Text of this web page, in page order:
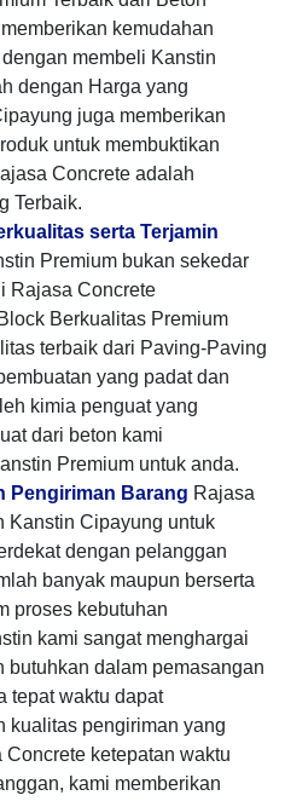
kemudahan
membeli Kanstin
dengan Harga yang
juga memberikan
untuk membuktikan
Concrete adalah
Terbaik.
serta Terjamin
Premium bukan sekedar
Rajasa Concrete
Berkualitas Premium
terbaik dari Paving-Paving
yang padat dan
kimia penguat yang
dari beton kami
Premium untuk anda.
Pengiriman Barang Rajasa
Kanstin Cipayung untuk
dengan pelanggan
banyak maupun berserta
proses kebutuhan
kami sangat menghargai
butuhkan dalam pemasangan
tepat waktu dapat
kualitas pengiriman yang
ketepatan waktu
kami memberikan